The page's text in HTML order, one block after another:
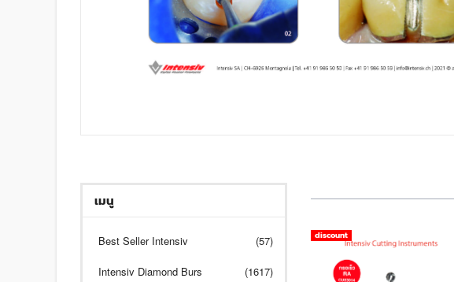
เมนู
Best Seller Intensiv (57)
Intensiv Diamond Burs (1617)
discount